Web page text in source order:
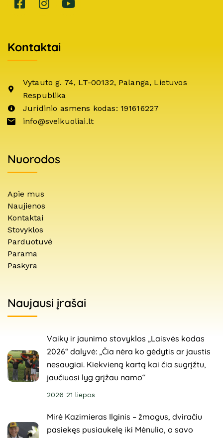
Kontaktai
Vytauto g. 74, LT-00132, Palanga, Lietuvos
Respublika
Juridinio asmens kodas: 191616227
info@sveikuoliai.lt
Nuorodos
Apie mus
Naujienos
Kontaktai
Stovyklos
Parduotuvė
Parama
Paskyra
Naujausi įrašai
Vaikų ir jaunimo stovyklos „Laisvės kodas
2026“ dalyvė: „Čia nėra ko gėdytis ar jaustis
nesaugiai. Kiekvieną kartą kai čia sugrįžtu,
jaučiuosi lyg grįžau namo“
2026 21 liepos
Mirė Kazimieras Ilginis – žmogus, dviračiu
pasiekęs pusiaukelę iki Mėnulio, o savo